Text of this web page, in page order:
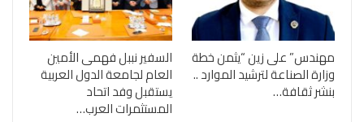
مهندس” على زين “يثمن خطة
وزارة الصناعة لترشيد الموارد ..
بنشر ثقافة…
السفير نببل فهمى الأمين
العام لجامعة الدول العربية
يستقبل وفد اتحاد
المستثمرات العرب…